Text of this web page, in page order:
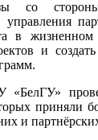
со
управления
в жизненном
и
приняли
и